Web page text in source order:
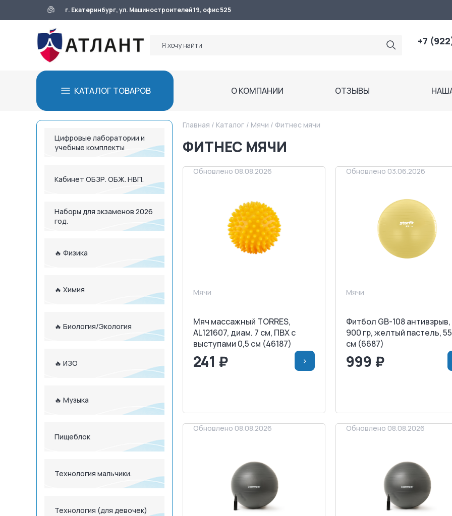
г. Екатеринбург, ул. Машиностроителей 19, офис 525
+7
КАТАЛОГ ТОВАРОВ О КОМПАНИИ ОТЗЫВЫ
Цифровые лаборатории и
учебные комплекты
Кабинет ОБЗР. ОБЖ. НВП.
Наборы для экзаменов 2026
год.
🔥 Физика
🔥 Химия
🔥 Биология/Экология
🔥 ИЗО
🔥 Музыка
Пищеблок
Технология мальчики.
Технология (для девочек)
Главная / Каталог / Мячи / Фитнес мячи
ФИТНЕС МЯЧИ
Обновлено 08.08.2026
Мячи
Мяч массажный TORRES,
AL121607, диам. 7 см, ПВХ с
выступами 0,5 см (46187)
241 ₽ >
Обновлено 03.06.2026
Мячи
Фитбол GB-108 антивзрыв,
900 гр, желтый пастель, 55
см (6687)
999 ₽
Обновлено 08.08.2026 Обновлено 08.08.2026